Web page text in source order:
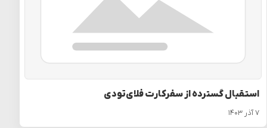
استقبال گسترده از سفرکارت فلای‌تودی
۷ آذر ۱۴۰۳